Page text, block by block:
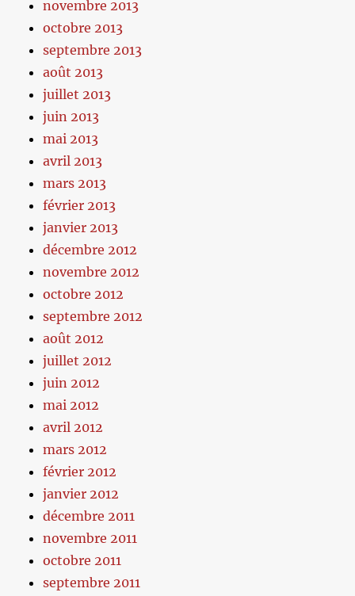
novembre 2013
octobre 2013
septembre 2013
août 2013
juillet 2013
juin 2013
mai 2013
avril 2013
mars 2013
février 2013
janvier 2013
décembre 2012
novembre 2012
octobre 2012
septembre 2012
août 2012
juillet 2012
juin 2012
mai 2012
avril 2012
mars 2012
février 2012
janvier 2012
décembre 2011
novembre 2011
octobre 2011
septembre 2011